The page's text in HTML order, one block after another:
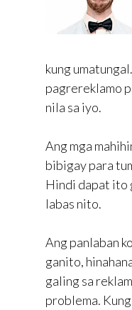
kung
pagrereklamo
nila sa iyo.
Ang mga
bibigay para
Hindi dapat ito
labas nito.
Ang panlaban
ganito,
galing sa
problema.